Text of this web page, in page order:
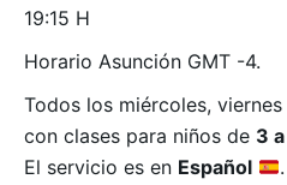
19:15 H
Horario Asunción GMT -4.
Todos los miércoles,
con clases para niños de 3
El servicio es en Español